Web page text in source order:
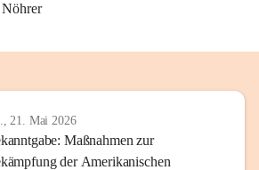
21. Mai 2026
Maßnahmen zur
der Amerikanischen